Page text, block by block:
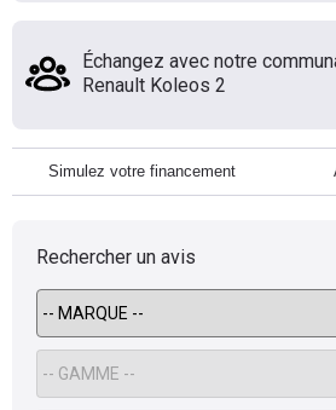
Échangez avec notre
Renault Koleos 2
Simulez votre financement
Rechercher un avis